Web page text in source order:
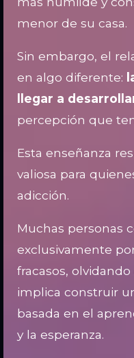
menor de su casa.
Sin embargo, el
en algo diferente:
llegar a
percepción que
Esta enseñanza
valiosa para
adicción.
Muchas personas
exclusivamente
fracasos,
implica construir
basada en el
y la esperanza.